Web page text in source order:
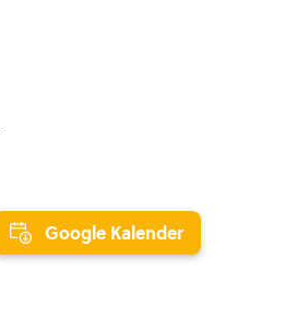
Google Kalender